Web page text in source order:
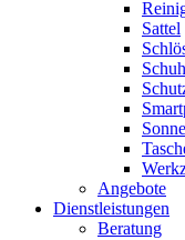
Sattel
Angebote
Dienstleistungen
Beratung